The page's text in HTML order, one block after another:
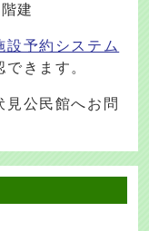
建
設予約システム
できます。
公民館へお問